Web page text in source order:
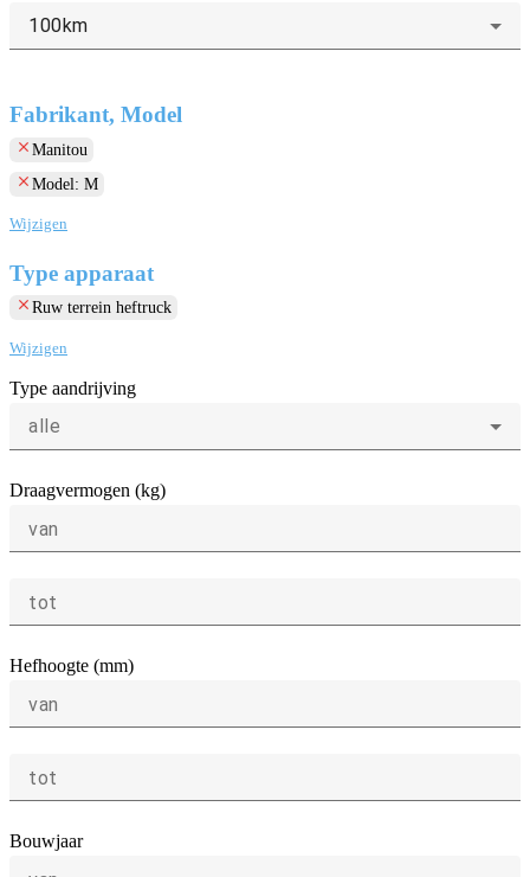
100km
Fabrikant, Model
clear Manitou
clear Model: M
Wijzigen
Type apparaat
clear Ruw terrein heftruck
Wijzigen
Type aandrijving
alle
Draagvermogen (kg)
van
tot
Hefhoogte (mm)
van
tot
Bouwjaar